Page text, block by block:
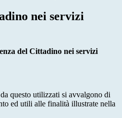
nei servizi
del Cittadino nei servizi
questo utilizzati si avvalgono di
ed utili alle finalità illustrate nella